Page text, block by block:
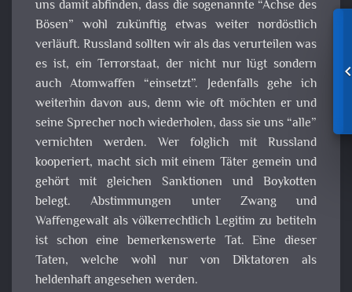
uns damit abfinden, dass die sogenannte “Achse des
Bösen” wohl zukünftig etwas weiter nordöstlich
verläuft. Russland sollten wir als das verurteilen was
es ist, ein Terrorstaat, der nicht nur lügt sondern
auch Atomwaffen “einsetzt”. Jedenfalls gehe ich
weiterhin davon aus, denn wie oft möchten er und
seine Sprecher noch wiederholen, dass sie uns “alle”
vernichten werden. Wer folglich mit Russland
kooperiert, macht sich mit einem Täter gemein und
gehört mit gleichen Sanktionen und Boykotten
belegt. Abstimmungen unter Zwang und
Waffengewalt als völkerrechtlich Legitim zu betiteln
ist schon eine bemerkenswerte Tat. Eine dieser
Taten, welche wohl nur von Diktatoren als
heldenhaft angesehen werden.